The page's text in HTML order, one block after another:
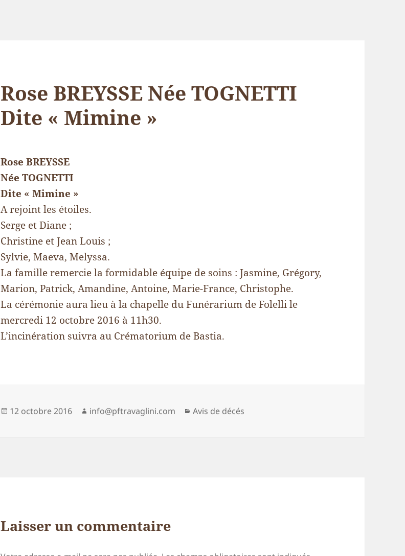
Rose BREYSSE Née TOGNETTI
Dite « Mimine »
Rose BREYSSE
Née TOGNETTI
Dite « Mimine »
A rejoint les étoiles.
Serge et Diane ;
Christine et Jean Louis ;
Sylvie, Maeva, Melyssa.
La famille remercie la formidable équipe de soins : Jasmine, Grégory,
Marion, Patrick, Amandine, Antoine, Marie-France, Christophe.
La cérémonie aura lieu à la chapelle du Funérarium de Folelli le
mercredi 12 octobre 2016 à 11h30.
L’incinération suivra au Crématorium de Bastia.
Publié
12 octobre 2016 Auteur
info@pftravaglini.com Catégories
Avis de décés
Laisser un commentaire